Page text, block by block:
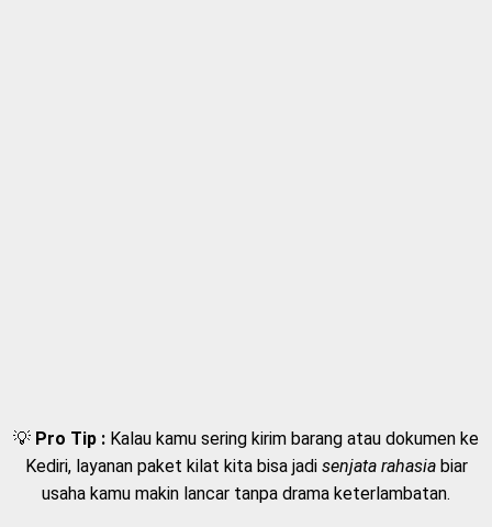
💡 Pro Tip : Kalau kamu sering kirim barang atau dokumen ke
Kediri, layanan paket kilat kita bisa jadi senjata rahasiabiar
usaha kamu makin lancar tanpa drama keterlambatan.